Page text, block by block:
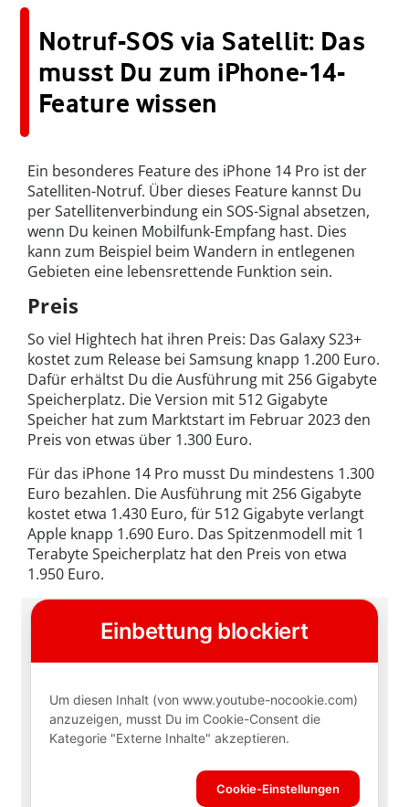
Notruf-SOS via Satellit: Das
musst Du zum iPhone-14-
Feature wissen
Ein besonderes Feature des iPhone 14 Pro ist der
Satelliten-Notruf. Über dieses Feature kannst Du
per Satellitenverbindung ein SOS-Signal absetzen,
wenn Du keinen Mobilfunk-Empfang hast. Dies
kann zum Beispiel beim Wandern in entlegenen
Gebieten eine lebensrettende Funktion sein.
Preis
So viel Hightech hat ihren Preis: Das Galaxy S23+
kostet zum Release bei Samsung knapp 1.200 Euro.
Dafür erhältst Du die Ausführung mit 256 Gigabyte
Speicherplatz. Die Version mit 512 Gigabyte
Speicher hat zum Marktstart im Februar 2023 den
Preis von etwas über 1.300 Euro.
Für das iPhone 14 Pro musst Du mindestens 1.300
Euro bezahlen. Die Ausführung mit 256 Gigabyte
kostet etwa 1.430 Euro, für 512 Gigabyte verlangt
Apple knapp 1.690 Euro. Das Spitzenmodell mit 1
Terabyte Speicherplatz hat den Preis von etwa
1.950 Euro.